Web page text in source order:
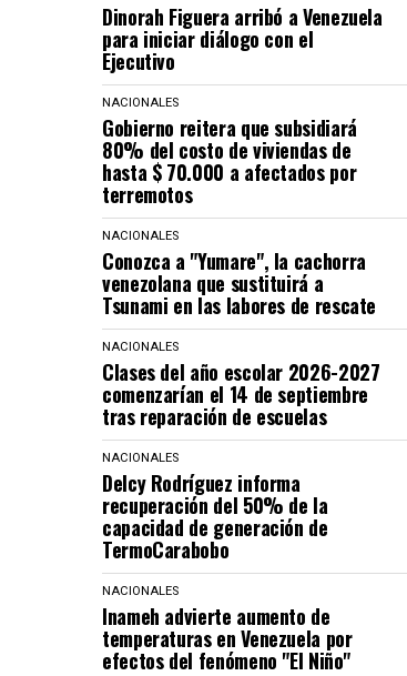
Dinorah Figuera arribó a Venezuela
para iniciar diálogo con el
Ejecutivo
NACIONALES
Gobierno reitera que subsidiará
80% del costo de viviendas de
hasta $ 70.000 a afectados por
terremotos
NACIONALES
Conozca a "Yumare", la cachorra
venezolana que sustituirá a
Tsunami en las labores de rescate
NACIONALES
Clases del año escolar 2026-2027
comenzarían el 14 de septiembre
tras reparación de escuelas
NACIONALES
Delcy Rodríguez informa
recuperación del 50% de la
capacidad de generación de
TermoCarabobo
NACIONALES
Inameh advierte aumento de
temperaturas en Venezuela por
efectos del fenómeno "El Niño"